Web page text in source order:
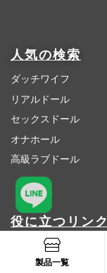
人気の検索
ダッチワイフ
リアルドール
セックスドール
オナホール
高級ラブドール
役に立つリンク
激安ラブドール
ロリドール
製品一覧